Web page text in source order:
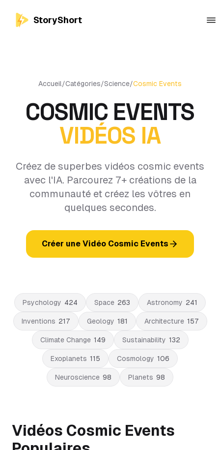
StoryShort
Accueil/Catégories/Science/Cosmic Events
COSMIC EVENTS
VIDÉOS IA
Créez de superbes vidéos cosmic events
avec l'IA. Parcourez 7+ créations de la
communauté et créez les vôtres en
quelques secondes.
Créer une Vidéo Cosmic Events
Psychology 424 Space 263 Astronomy 241
Inventions 217 Geology 181 Architecture 157
Climate Change 149 Sustainability 132
Exoplanets 115 Cosmology 106
Neuroscience 98 Planets 98
Vidéos Cosmic Events